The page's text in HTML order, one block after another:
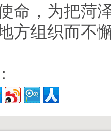
命，为把菏
方组织而不